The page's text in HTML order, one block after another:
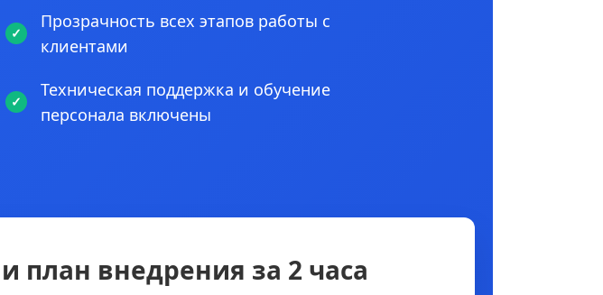
Прозрачность всех этапов работы с
клиентами
Техническая поддержка и обучение
персонала включены
план внедрения за 2 часа